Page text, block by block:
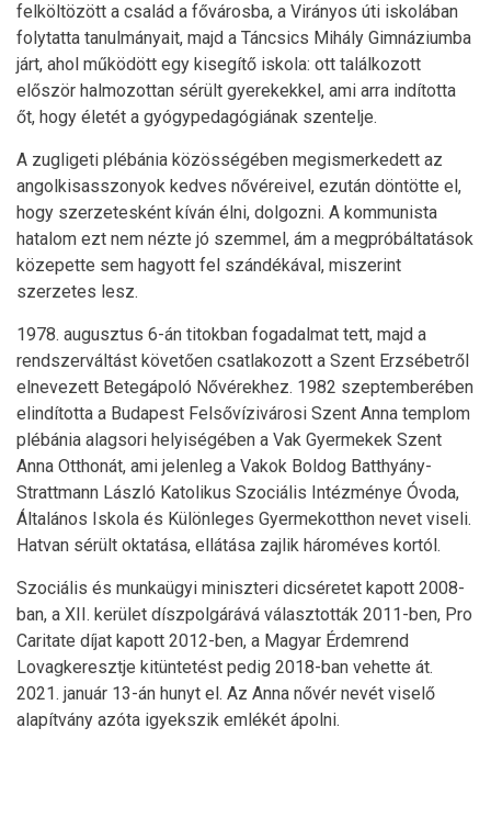
felköltözött a család a fővárosba, a Virányos úti iskolában
folytatta tanulmányait, majd a Táncsics Mihály Gimnáziumba
járt, ahol működött egy kisegítő iskola: ott találkozott
először halmozottan sérült gyerekekkel, ami arra indította
őt, hogy életét a gyógypedagógiának szentelje.
A zugligeti plébánia közösségében megismerkedett az
angolkisasszonyok kedves nővéreivel, ezután döntötte el,
hogy szerzetesként kíván élni, dolgozni. A kommunista
hatalom ezt nem nézte jó szemmel, ám a megpróbáltatások
közepette sem hagyott fel szándékával, miszerint
szerzetes lesz.
1978. augusztus 6-án titokban fogadalmat tett, majd a
rendszerváltást követően csatlakozott a Szent Erzsébetről
elnevezett Betegápoló Nővérekhez. 1982 szeptemberében
elindította a Budapest Felsővízivárosi Szent Anna templom
plébánia alagsori helyiségében a Vak Gyermekek Szent
Anna Otthonát, ami jelenleg a Vakok Boldog Batthyány-
Strattmann László Katolikus Szociális Intézménye Óvoda,
Általános Iskola és Különleges Gyermekotthon nevet viseli.
Hatvan sérült oktatása, ellátása zajlik hároméves kortól.
Szociális és munkaügyi miniszteri dicséretet kapott 2008-
ban, a XII. kerület díszpolgárává választották 2011-ben, Pro
Caritate díjat kapott 2012-ben, a Magyar Érdemrend
Lovagkeresztje kitüntetést pedig 2018-ban vehette át.
2021. január 13-án hunyt el. Az Anna nővér nevét viselő
alapítvány azóta igyekszik emlékét ápolni.